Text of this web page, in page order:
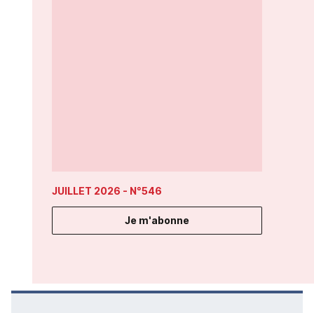
JUILLET 2026 - N°546
Je m'abonne